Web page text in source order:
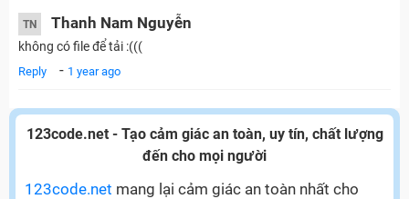
TN Thanh Nam Nguyễn
không có file để tải :(((
Reply - 1 year ago
123code.net - Tạo cảm giác an toàn, uy tín, chất lượng
đến cho mọi người
123code.net mang lại cảm giác an toàn nhất cho